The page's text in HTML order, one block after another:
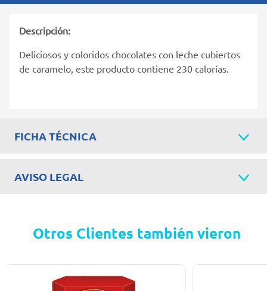
Descripción:
Deliciosos y coloridos chocolates con leche cubiertos
de caramelo, este producto contiene 230 calorías.
FICHA TÉCNICA
AVISO LEGAL
Otros Clientes también vieron